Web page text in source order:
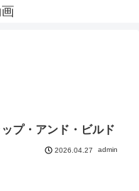
プ・アンド・ビルド
2026.04.27 admin